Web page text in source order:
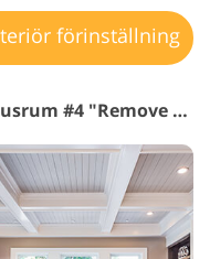
förinställning
Förinställningar för inomhusljusrum #4 "Remove Yellow"